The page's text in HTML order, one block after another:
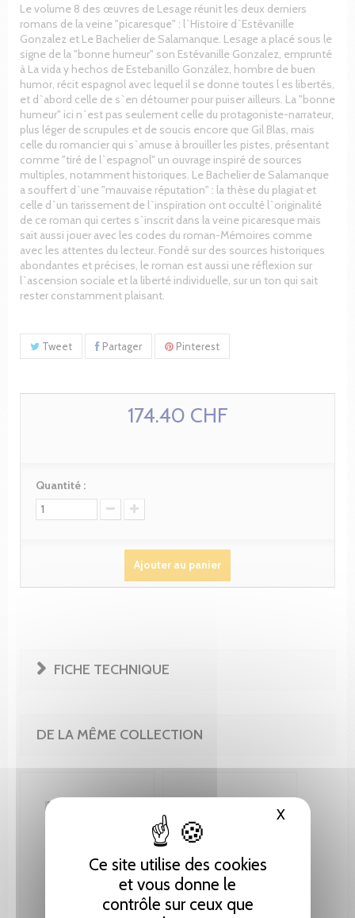
Ce site utilise des cookies
et vous donne le
contrôle sur ceux que
XMasquer
Le volume 8 des œuvres de Lesage réunit les deux derniers
romans de la veine "picaresque" : l`Histoire d`Estévanille
Gonzalez et Le Bachelier de Salamanque. Lesage a placé sous le
signe de la "bonne humeur" son Estévanille Gonzalez, emprunté
à La vida y hechos de Estebanillo González, hombre de buen
humor, récit espagnol avec lequel il se donne toutes l es libertés,
et d`abord celle de s`en détourner pour puiser ailleurs. La "bonne
humeur" ici n`est pas seulement celle du protagoniste-narrateur,
plus léger de scrupules et de soucis encore que Gil Blas, mais
celle du romancier qui s`amuse à brouiller les pistes, présentant
comme "tiré de l`espagnol" un ouvrage inspiré de sources
multiples, notamment historiques. Le Bachelier de Salamanque
a souffert d`une "mauvaise réputation" : la thèse du plagiat et
celle d`un tarissement de l`inspiration ont occulté l`originalité
de ce roman qui certes s`inscrit dans la veine picaresque mais
sait aussi jouer avec les codes du roman-Mémoires comme
avec les attentes du lecteur. Fondé sur des sources historiques
abondantes et précises, le roman est aussi une réflexion sur
l`ascension sociale et la liberté individuelle, sur un ton qui sait
rester constamment plaisant.
Tweet Partager Pinterest
174.40 CHF
Quantité :
Ajouter au panier
FICHE TECHNIQUE
DE LA MÊME COLLECTION